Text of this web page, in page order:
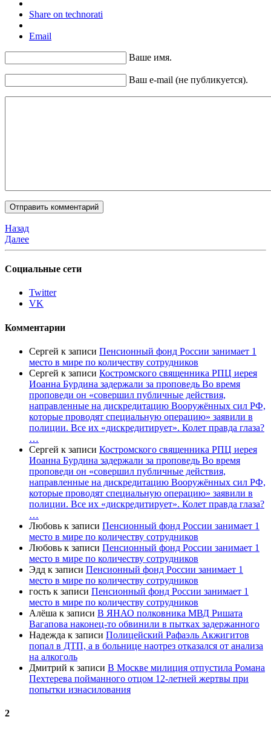
Share on technorati
Email
Ваше имя.
Ваш e-mail (не публикуется).
Назад
Далее
Социальные сети
Twitter
VK
Комментарии
Сергей к записи Пенсионный фонд России занимает 1
место в мире по количеству сотрудников
Сергей к записи Костромского священника РПЦ иерея
Иоанна Бурдина задержали за проповедь Во время
проповеди он «совершил публичные действия,
направленные на дискредитацию Вооружённых сил РФ,
которые проводят специальную операцию» заявили в
полиции. Все их «дискредитирует». Колет правда глаза?
…
Сергей к записи Костромского священника РПЦ иерея
Иоанна Бурдина задержали за проповедь Во время
проповеди он «совершил публичные действия,
направленные на дискредитацию Вооружённых сил РФ,
которые проводят специальную операцию» заявили в
полиции. Все их «дискредитирует». Колет правда глаза?
…
Любовь к записи Пенсионный фонд России занимает 1
место в мире по количеству сотрудников
Любовь к записи Пенсионный фонд России занимает 1
место в мире по количеству сотрудников
Эдд к записи Пенсионный фонд России занимает 1
место в мире по количеству сотрудников
гость к записи Пенсионный фонд России занимает 1
место в мире по количеству сотрудников
Алёша к записи В ЯНАО полковника МВД Ришата
Вагапова наконец-то обвинили в пытках задержанного
Надежда к записи Полицейский Рафаэль Акжигитов
попал в ДТП, а в больнице наотрез отказался от анализа
на алкоголь
Дмитрий к записи В Москве милиция отпустила Романа
Пехтерева пойманного отцом 12-летней жертвы при
попытки изнасилования
2